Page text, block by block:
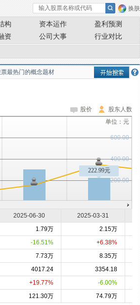
换肤
构 资本运作
盈利预测
资 公司大事 行业对比
股价
股东人数
单位：元
200.00
400.00
600.00
222.99元
2025-06-30 2025-03-31
1.79万 2.15万
-16.51% +6.38%
7.73万 8.35万
4017.24 3354.18
+19.77% -6.00%
121.30万 74.79万